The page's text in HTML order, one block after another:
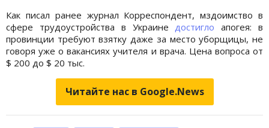
Как писал ранее журнал Корреспондент, мздоимство в
сфере трудоустройства в Украине достигло апогея: в
провинции требуют взятку даже за место уборщицы, не
говоря уже о вакансиях учителя и врача. Цена вопроса от
$ 200 до $ 20 тыс.
Читайте нас в Google.News